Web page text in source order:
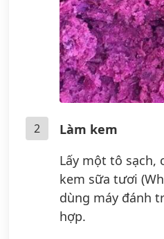
2
Làm kem
Lấy một tô sạch,
kem sữa tươi
dùng máy đánh
hợp.